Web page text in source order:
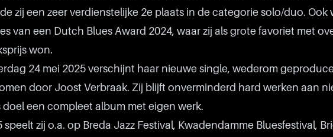
zij een zeer verdienstelijke 2e plaats in de categorie solo/duo. Ook
van een Dutch Blues Award 2024, waar zij als grote favoriet met
won.
24 mei 2025 verschijnt haar nieuwe single, wederom
door Joost Verbraak. Zij blijft onverminderd hard werken aan
doel een compleet album met eigen werk.
speelt zij o.a. op Breda Jazz Festival, Kwadendamme Bluesfestival,